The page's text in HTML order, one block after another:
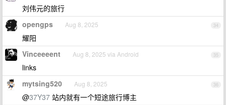
刘伟元的旅行
34
opengps Aug 8, 2025
耀阳
35
Vinceeeent Aug 8, 2025 via Android
links
36
mytsing520 Aug 8, 2025
@37Y37 站内就有一个短途旅行博主